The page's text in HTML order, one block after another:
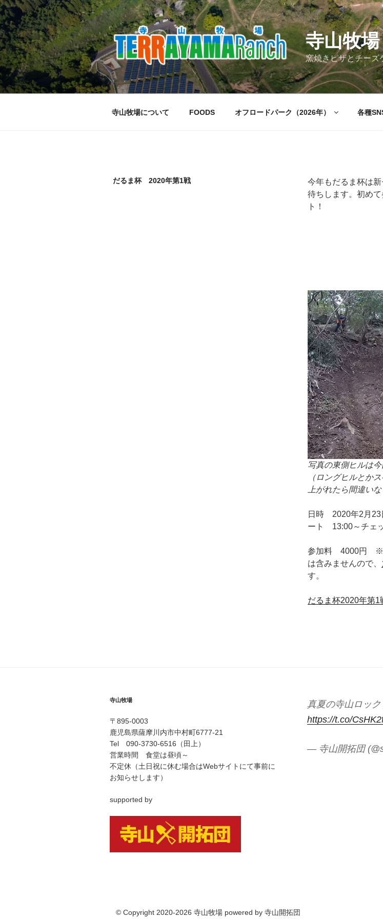
コ
ン
テ
ン
ツ
へ
ス
キ
寺山牧場
窯焼きピザとチーズ
寺山牧場について FOODS オフロードパーク（2026年） 各種
だるま杯 2020年第1戦
今年もだるま杯は
待ちします。初め
ト！
写真の東側ヒルは
（ロングヒルとか
上がれたら間違いな
日時 2020年2月
ート 13:00～チェ
参加料 4000円 ※
は含みませんので、
す。
だるま杯2020年第1
寺山牧場
〒895-0003
鹿児島県薩摩川内市中村町6777-21
Tel 090-3730-6516（田上）
営業時間 食堂は昼頃～
不定休（土日祝に休む場合はWebサイトにて事前に
お知らせします）
supported by
真夏の寺山ロッ
https://t.co/
— 寺山開拓団
© Copyright 2020-2026 寺山牧場 powered by 寺山開拓団